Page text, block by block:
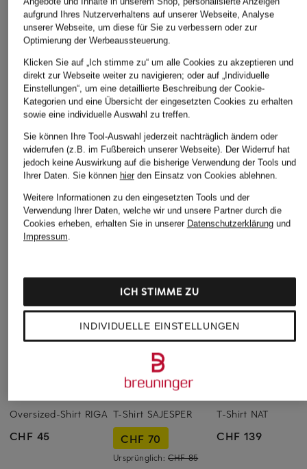
Oversized-Shirt RIGA
CHF 45
SAMSØE SAMSØE
T-Shirt SAJESPER
CHF 70
Ursprünglich: CHF 85
T-Shirt NAT
CHF 139
aufgrund Ihres Nutzerverhaltens auf unserer Webseite, Analyse
unserer Webseite, um diese für Sie zu verbessern oder zur
Optimierung der Werbeaussteuerung.
Klicken Sie auf „Ich stimme zu“ um alle Cookies zu akzeptieren und
direkt zur Webseite weiter zu navigieren; oder auf „Individuelle
Einstellungen“, um eine detaillierte Beschreibung der Cookie-
Kategorien und eine Übersicht der eingesetzten Cookies zu erhalten
sowie eine individuelle Auswahl zu treffen.
Sie können Ihre Tool-Auswahl jederzeit nachträglich ändern oder
widerrufen (z.B. im Fußbereich unserer Webseite). Der Widerruf hat
jedoch keine Auswirkung auf die bisherige Verwendung der Tools und
Ihrer Daten. Sie können hierden Einsatz von Cookies ablehnen.
Weitere Informationen zu den eingesetzten Tools und der
Verwendung Ihrer Daten, welche wir und unsere Partner durch die
Cookies erheben, erhalten Sie in unserer Datenschutzerklärungund
Impressum.
INDIVIDUELLE EINSTELLUNGEN
ICH STIMME ZU